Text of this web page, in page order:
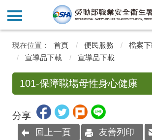
首頁 便民服務
檔案
宣導品下載
宣導品下載
101-保障職場母性身心健康
分享
回上一頁 友善列印